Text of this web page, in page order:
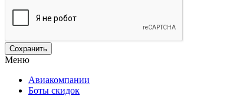
Меню
Авиакомпании
Боты скидок